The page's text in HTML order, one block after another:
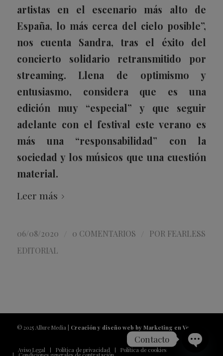
artistas en el escenario más alto de
España, lo más cerca del cielo posible”,
nos cuenta Sandra, tras el éxito del
concierto solidario retransmitido por
streaming. Llena de optimismo y
entusiasmo, considera que es una
edición muy “especial” y que seguir
adelante con el festival este verano es
más una “responsabilidad” con la
sociedad y los músicos que una cuestión
material.
Leer más
06/08/2020 0 COMENTARIOS POR FEARLESS
EDITORIAL
© 2025 Allure Media | Creación y diseño web by Marketing en Vena
Aviso Legal Política de privacidad Política de cookies
Contacto